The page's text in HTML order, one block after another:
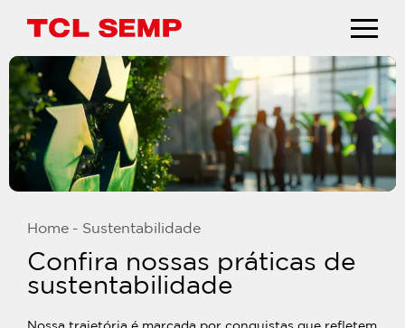
Home - Sustentabilidade
Confira nossas práticas de
sustentabilidade